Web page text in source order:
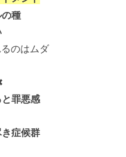
種
はムダ
罪悪感
症候群